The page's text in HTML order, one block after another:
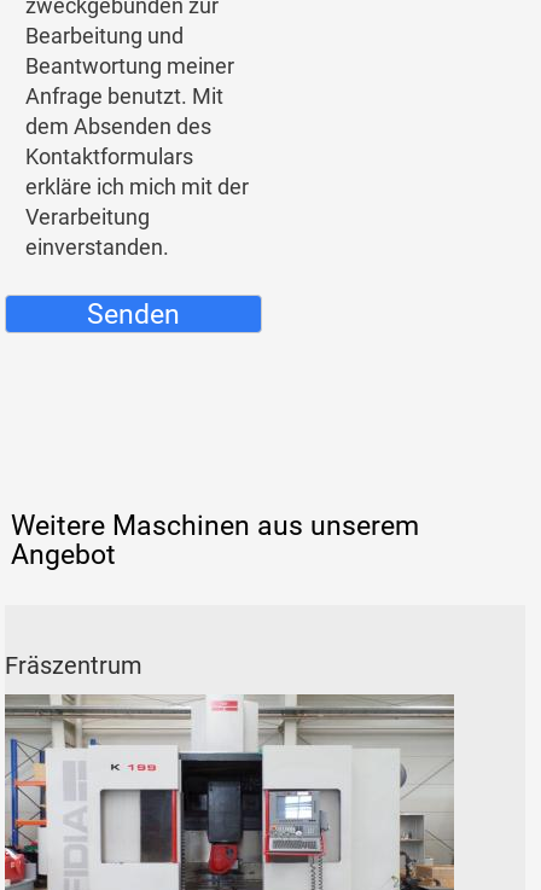
Bearbeitung und
Beantwortung meiner
Anfrage benutzt. Mit
dem Absenden des
Kontaktformulars
erkläre ich mich mit der
Verarbeitung
einverstanden.
Senden
Weitere Maschinen aus unserem
Angebot
Fräszentrum